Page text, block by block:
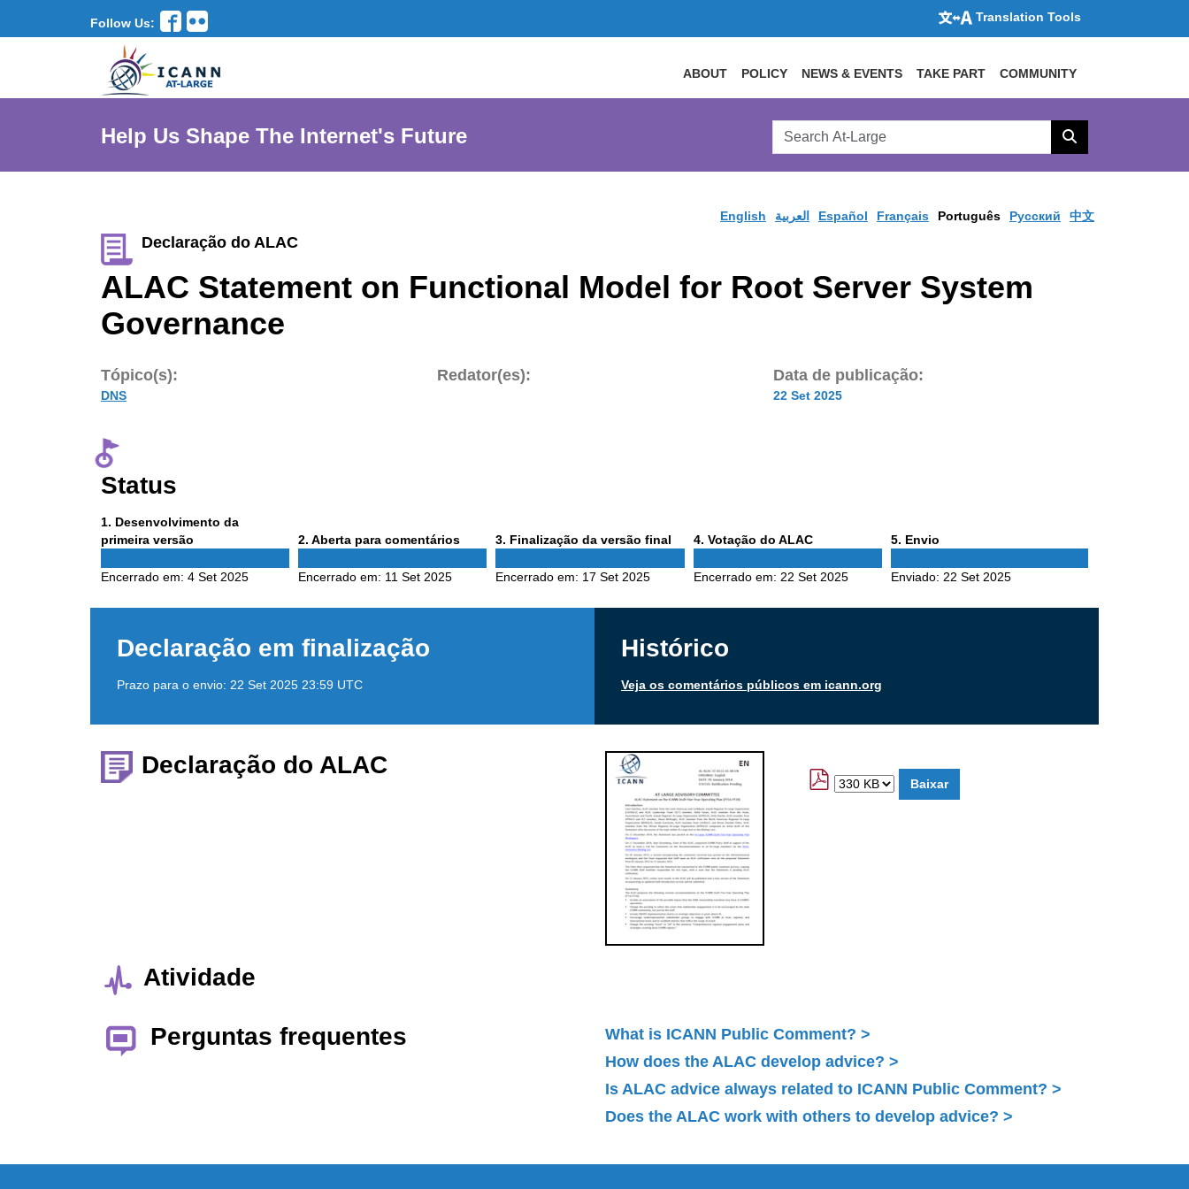
Follow Us: Translation Tools
ABOUT POLICY NEWS & EVENTS TAKE PART COMMUNITY
Help Us Shape The Internet's Future
Search
AtLarge
Search
English العربية Español Français Português Pусский 中文
Declaração do ALAC
ALAC Statement on Functional Model for Root Server System
Governance
Tópico(s):
DNS
Redator(es): Data de publicação:
22 Set 2025
Status
1 Phase
1
. Desenvolvimento da
primeira versão
Encerrado em: 4 Set 2025
2 Phase
. Aberta para comentários
Encerrado em: 11 Set 2025
3Phase
. Finalização da versão final
Encerrado em: 17 Set 2025
4Phase
. Votação do ALAC
Encerrado em: 22 Set 2025
5Phase
. Envio
Enviado: 22 Set 2025
Declaração em finalização
Prazo para o envio: 22 Set 2025 23:59 UTC
Histórico
Veja os comentários públicos em icann.org
Declaração do ALAC
Atividade
Perguntas frequentes
What is ICANN Public Comment?
How does the ALAC develop advice?
Is ALAC advice always related to ICANN Public Comment?
Does the ALAC work with others to develop advice?